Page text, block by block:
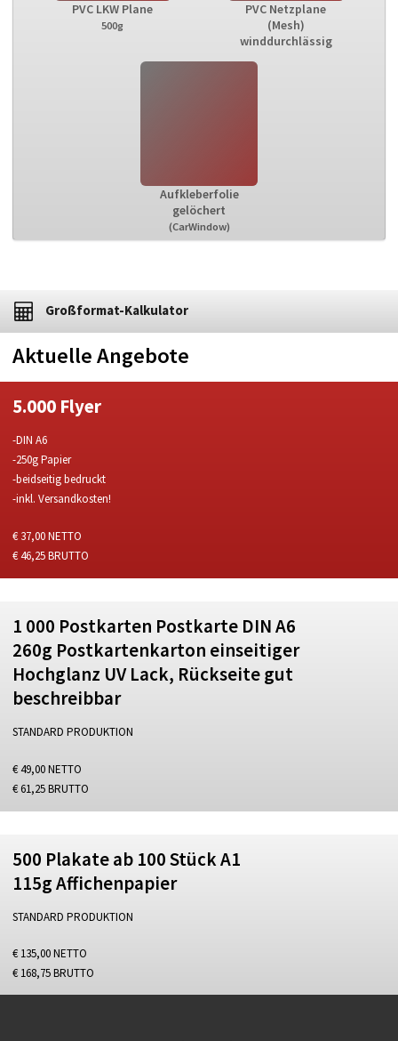
PVC LKW Plane
500g
PVC Netzplane
(Mesh)
winddurchlässig
Aufkleberfolie
gelöchert
(CarWindow)
Großformat-Kalkulator
Aktuelle Angebote
5.000 Flyer
-DIN A6
-250g Papier
-beidseitig bedruckt
-inkl. Versandkosten!
€ 37,00 NETTO
€ 46,25 BRUTTO
1 000 Postkarten Postkarte DIN A6
260g Postkartenkarton einseitiger
Hochglanz UV Lack, Rückseite gut
beschreibbar
STANDARD PRODUKTION
€ 49,00 NETTO
€ 61,25 BRUTTO
500 Plakate ab 100 Stück A1
115g Affichenpapier
STANDARD PRODUKTION
€ 135,00 NETTO
€ 168,75 BRUTTO